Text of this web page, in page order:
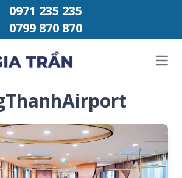
dung
0971 235 235
0799 870 870